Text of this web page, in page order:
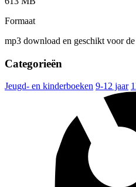
Formaat
mp3 download en geschikt voor
Categorieën
Jeugd- en kinderboeken 9-12 jaar